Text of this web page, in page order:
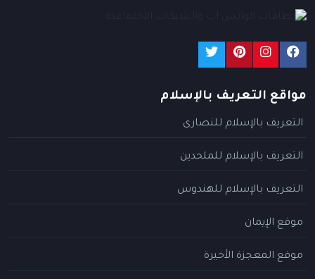
مواقع التعريف بالإسلام
التعريف بالإسلام للنصارى
التعريف بالإسلام للملحدين
التعريف بالإسلام للهندوس
موقع الإيمان
موقع المعجزة الأخيرة